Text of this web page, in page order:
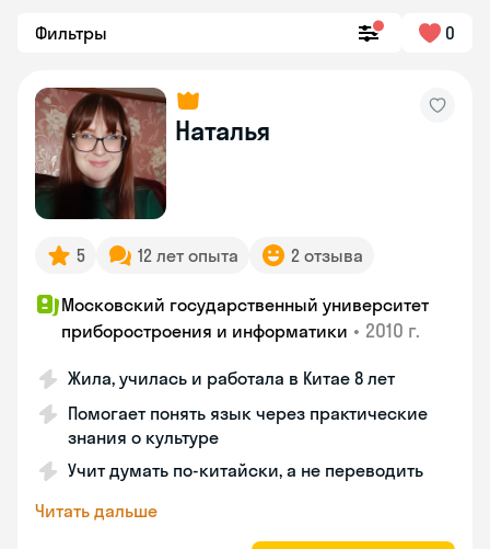
Фильтры 0
Наталья
5 12 лет опыта 2 отзыва
Московский государственный университет
приборостроения и информатики • 2010 г.
Жила, училась и работала в Китае 8 лет
Помогает понять язык через практические
знания о культуре
Учит думать по-китайски, а не переводить
Читать дальше